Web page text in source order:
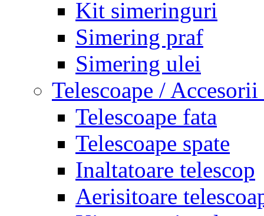
Kit simeringuri
Simering praf
Simering ulei
Telescoape / Accesorii
Telescoape fata
Telescoape spate
Inaltatoare telescop
Aerisitoare